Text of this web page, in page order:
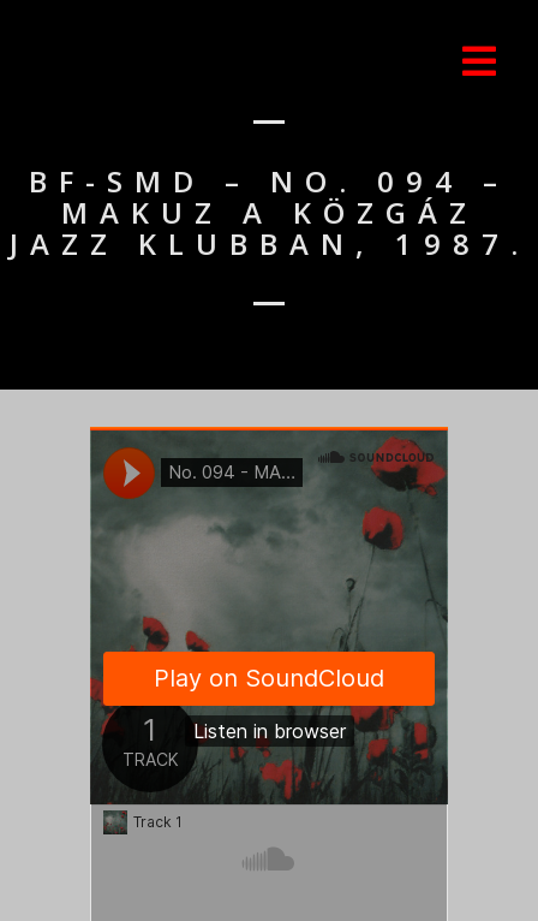
BF-SMD – NO. 094 –
MAKUZ A KÖZGÁZ
JAZZ KLUBBAN, 1987.